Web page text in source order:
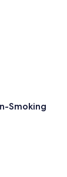
Smoking